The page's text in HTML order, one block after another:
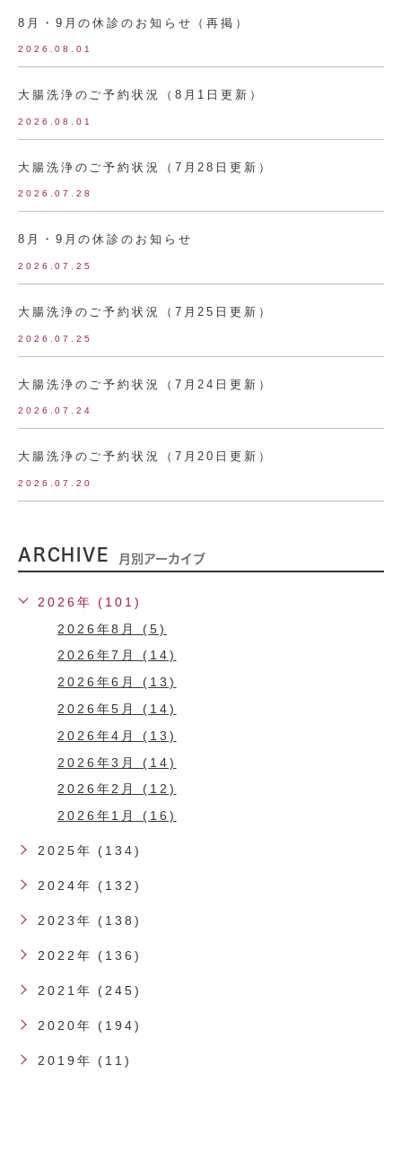
8月・9月の休診のお知らせ（再掲）
2026.08.01
大腸洗浄のご予約状況（8月1日更新）
2026.08.01
大腸洗浄のご予約状況（7月28日更新）
2026.07.28
8月・9月の休診のお知らせ
2026.07.25
大腸洗浄のご予約状況（7月25日更新）
2026.07.25
大腸洗浄のご予約状況（7月24日更新）
2026.07.24
大腸洗浄のご予約状況（7月20日更新）
2026.07.20
ARCHIVE 月別アーカイブ
2026年 (101)
2026年8月 (5)
2026年7月 (14)
2026年6月 (13)
2026年5月 (14)
2026年4月 (13)
2026年3月 (14)
2026年2月 (12)
2026年1月 (16)
2025年 (134)
2024年 (132)
2023年 (138)
2022年 (136)
2021年 (245)
2020年 (194)
2019年 (11)